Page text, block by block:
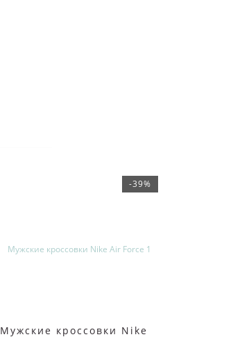
-39%
Мужские кроссовки Nike